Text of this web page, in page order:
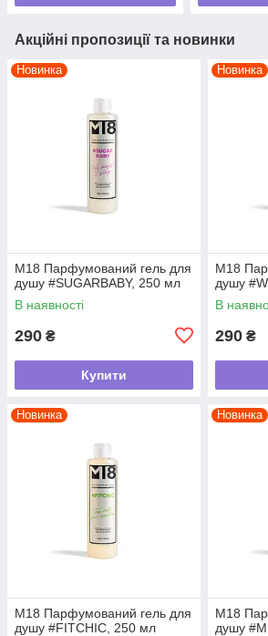
Акційні пропозиції та новинки
Новинка
М18 Парфумований гель для
душу #SUGARBABY, 250 мл
В наявності
290 ₴
Купити
Новинка
М18
душу
В
290 ₴
Новинка
М18 Парфумований гель для
душу #FITCHIC, 250 мл
Новинка
М18
душу